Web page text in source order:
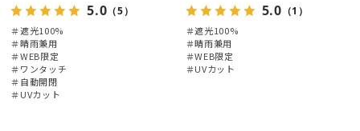
入荷状況 5.0 （5）
＃遮光100%
＃晴雨兼用
＃WEB限定
＃ワンタッチ
＃自動開閉
＃UVカット
5.0 （1）
＃遮光100%
＃晴雨兼用
＃WEB限定
＃UVカット